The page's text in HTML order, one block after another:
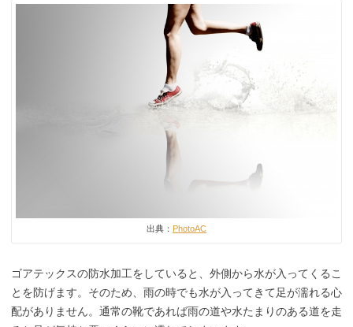
出典： PhotoAC
ゴアテックスの防水加工をしていると、外側から水が入ってくるこ
とを防げます。そのため、雨の時でも水が入ってきて足が濡れる心
配がありません。通常の靴であれば雨の道や水たまりのある道を走